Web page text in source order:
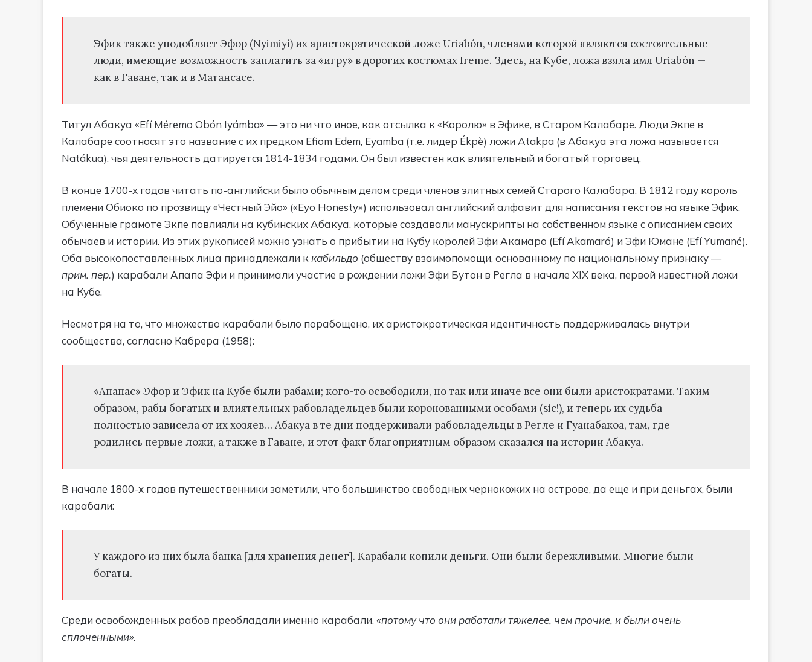
Эфик также уподобляет Эфор (Nyimiyí) их аристократической ложе Uriabón, членами которой являются состоятельные
люди, имеющие возможность заплатить за «игру» в дорогих костюмах Ireme. Здесь, на Кубе, ложа взяла имя Uriabón —
как в Гаване, так и в Матансасе.
Титул Абакуа «Efí Méremo Obón Iyámba» — это ни что иное, как отсылка к «Королю» в Эфике, в Старом Калабаре. Люди Экпе в
Калабаре соотносят это название с их предком Efiom Edem, Eyamba (т.е. лидер Ékpè) ложи Atakpa (в Абакуа эта ложа называется
Natákua), чья деятельность датируется 1814-1834 годами. Он был известен как влиятельный и богатый торговец.
В конце 1700-х годов читать по-английски было обычным делом среди членов элитных семей Старого Калабара. В 1812 году король
племени Обиоко по прозвищу «Честный Эйо» («Eyo Honesty») использовал английский алфавит для написания текстов на языке Эфик.
Обученные грамоте Экпе повлияли на кубинских Абакуа, которые создавали манускрипты на собственном языке с описанием своих
обычаев и истории. Из этих рукописей можно узнать о прибытии на Кубу королей Эфи Акамаро (Efí Akamaró) и Эфи Юмане (Efí Yumané).
Оба высокопоставленных лица принадлежали к кабильдо (обществу взаимопомощи, основанному по национальному признаку —
прим. пер.) карабали Апапа Эфи и принимали участие в рождении ложи Эфи Бутон в Регла в начале XIX века, первой известной ложи
на Кубе.
Несмотря на то, что множество карабали было порабощено, их аристократическая идентичность поддерживалась внутри
сообщества, согласно Кабрера (1958):
«Апапас» Эфор и Эфик на Кубе были рабами; кого-то освободили, но так или иначе все они были аристократами. Таким
образом, рабы богатых и влиятельных рабовладельцев были коронованными особами (sic!), и теперь их судьба
полностью зависела от их хозяев… Абакуа в те дни поддерживали рабовладельцы в Регле и Гуанабакоа, там, где
родились первые ложи, а также в Гаване, и этот факт благоприятным образом сказался на истории Абакуа.
В начале 1800-х годов путешественники заметили, что большинство свободных чернокожих на острове, да еще и при деньгах, были
карабали:
У каждого из них была банка [для хранения денег]. Карабали копили деньги. Они были бережливыми. Многие были
богаты.
Среди освобожденных рабов преобладали именно карабали, «потому что они работали тяжелее, чем прочие, и были очень
сплоченными».